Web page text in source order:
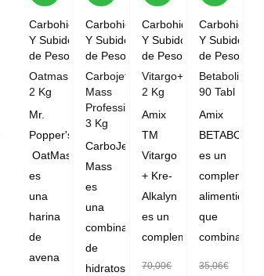
Carbohidratos
Y Subidores
de Peso
Oatmash
2 Kg
Mr.
Popper's
OatMash
es
una
harina
de
avena
Carbohidratos
Y Subidores
de Peso
Carbojet
Mass
Professional
3 Kg
CarboJet
Mass
es
una
combinación
de
hidratos
Carbohidratos
Y Subidores
de Peso
Vitargo+Krealkalyn
2 Kg
Amix
TM
Vitargo
+ Kre-
Alkalyn
es un
complemento
70,00€
Carbohidratos
Y Subidores
de Peso
Betabolix
90 Tabl
Amix
BETABOLIX
es un
complemento
alimenticio
que
combina
35,06€